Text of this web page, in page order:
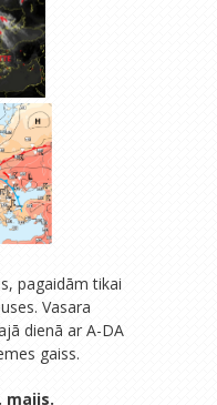
pagaidām tikai
Vasara
dienā ar A-DA
gaiss.
maijs.